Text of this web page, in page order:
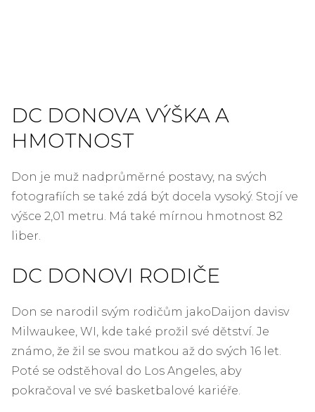
DC DONOVA VÝŠKA A
HMOTNOST
Don je muž nadprůměrné postavy, na svých
fotografiích se také zdá být docela vysoký. Stojí ve
výšce 2,01 metru. Má také mírnou hmotnost 82
liber.
DC DONOVI RODIČE
Don se narodil svým rodičům jakoDaijon davisv
Milwaukee, WI, kde také prožil své dětství. Je
známo, že žil se svou matkou až do svých 16 let.
Poté se odstěhoval do Los Angeles, aby
pokračoval ve své basketbalové kariéře.